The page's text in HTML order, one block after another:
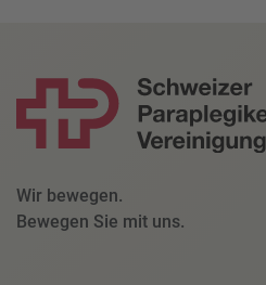
Wir bewegen.
Bewegen Sie mit uns.